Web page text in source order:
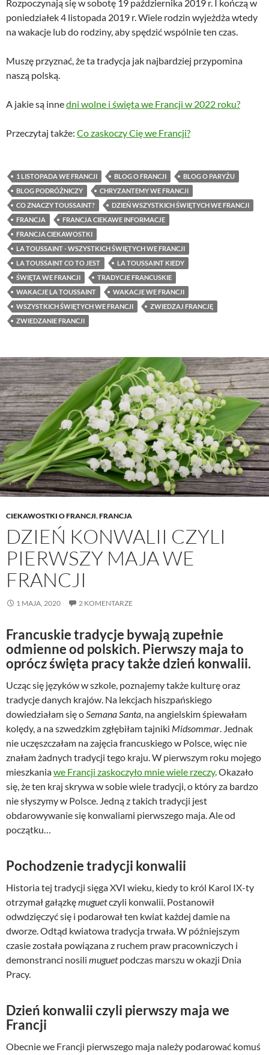
Rozpoczynają się w sobotę 19 października 2019 r. I kończą w
poniedziałek 4 listopada 2019 r. Wiele rodzin wyjeżdża wtedy
na wakacje lub do rodziny, aby spędzić wspólnie ten czas.
Muszę przyznać, że ta tradycja jak najbardziej przypomina
naszą polską.
A jakie są innedni wolne i święta we Francji w 2022 roku?
Przeczytaj także: Co zaskoczy Cię we Francji?
1 LISTOPADA WE FRANCJI BLOG O FRANCJI
BLOG O PARYŻU
BLOG PODRÓŻNICZY
CHRYZANTEMY WE FRANCJI
CO ZNACZY TOUSSAINT?
DZIEŃ WSZYSTKICH ŚWIĘTYCH WE FRANCJI
FRANCJA
FRANCJA CIEKAWE INFORMACJE
FRANCJA CIEKAWOSTKI
LA TOUSSAINT - WSZYSTKICH ŚWIĘTYCH WE FRANCJI
LA TOUSSAINT CO TO JEST
LA TOUSSAINT KIEDY
ŚWIĘTA WE FRANCJI
TRADYCJE FRANCUSKIE
WAKACJE LA TOUSSAINT
WAKACJE WE FRANCJI
WSZYSTKICH ŚWIĘTYCH WE FRANCJI
ZWIEDZAJ FRANCJĘ
ZWIEDZANIE FRANCJI
CIEKAWOSTKI O FRANCJI,FRANCJA
DZIEŃ KONWALII CZYLI
PIERWSZY MAJA WE
FRANCJI
1 MAJA, 2020 2 KOMENTARZE
Francuskie tradycje bywają zupełnie
odmienne od polskich. Pierwszy maja to
oprócz święta pracy także dzień konwalii.
Ucząc się języków w szkole, poznajemy także kulturę oraz
tradycje danych krajów. Na lekcjach hiszpańskiego
dowiedziałam się o Semana Santa , na angielskim śpiewałam
kolędy, a na szwedzkim zgłębiłam tajniki Midsommar . Jednak
nie uczęszczałam na zajęcia francuskiego w Polsce, więc nie
znałam żadnych tradycji tego kraju. W pierwszym roku mojego
mieszkaniawe Francji zaskoczyło mnie wiele rzeczy. Okazało
się, że ten kraj skrywa w sobie wiele tradycji, o który za bardzo
nie słyszymy w Polsce. Jedną z takich tradycji jest
obdarowywanie się konwaliami pierwszego maja. Ale od
początku…
Pochodzenie tradycji konwalii
Historia tej tradycji sięga XVI wieku, kiedy to król Karol IX-ty
otrzymał gałązkęmuguetczyli konwalii. Postanowił
odwdzięczyć się i podarował ten kwiat każdej damie na
dworze. Odtąd kwiatowa tradycja trwała. W późniejszym
czasie została powiązana z ruchem praw pracowniczych i
demonstranci nosili muguetpodczas marszu w okazji Dnia
Pracy.
Dzień konwalii czyli pierwszy maja we
Francji
Obecnie we Francji pierwszego maja należy podarować komuś